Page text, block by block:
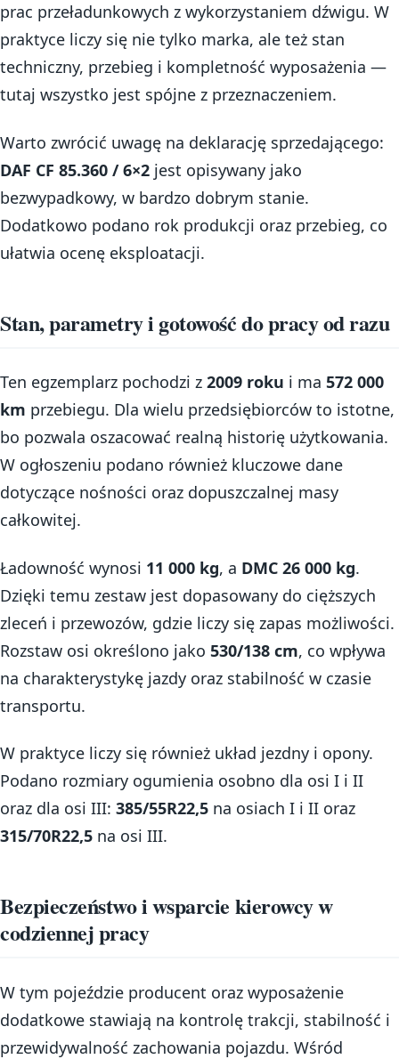
prac przeładunkowych z wykorzystaniem dźwigu. W
praktyce liczy się nie tylko marka, ale też stan
techniczny, przebieg i kompletność wyposażenia —
tutaj wszystko jest spójne z przeznaczeniem.
Warto zwrócić uwagę na deklarację sprzedającego:
DAF CF 85.360 / 6×2 jest opisywany jako
bezwypadkowy, w bardzo dobrym stanie.
Dodatkowo podano rok produkcji oraz przebieg, co
ułatwia ocenę eksploatacji.
Stan, parametry i gotowość do pracy od razu
Ten egzemplarz pochodzi z 2009 roku i ma 572 000
km przebiegu. Dla wielu przedsiębiorców to istotne,
bo pozwala oszacować realną historię użytkowania.
W ogłoszeniu podano również kluczowe dane
dotyczące nośności oraz dopuszczalnej masy
całkowitej.
Ładowność wynosi 11 000 kg, a DMC 26 000 kg.
Dzięki temu zestaw jest dopasowany do cięższych
zleceń i przewozów, gdzie liczy się zapas możliwości.
Rozstaw osi określono jako 530/138 cm, co wpływa
na charakterystykę jazdy oraz stabilność w czasie
transportu.
W praktyce liczy się również układ jezdny i opony.
Podano rozmiary ogumienia osobno dla osi I i II
oraz dla osi III: 385/55R22,5 na osiach I i II oraz
315/70R22,5 na osi III.
Bezpieczeństwo i wsparcie kierowcy w
codziennej pracy
W tym pojeździe producent oraz wyposażenie
dodatkowe stawiają na kontrolę trakcji, stabilność i
przewidywalność zachowania pojazdu. Wśród